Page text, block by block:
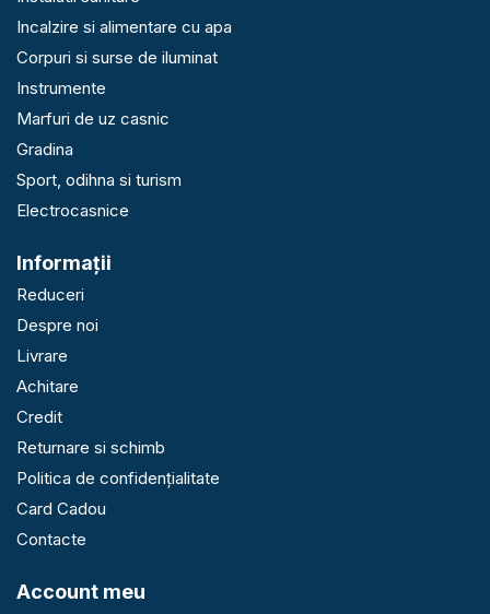
Incalzire si alimentare cu apa
Corpuri si surse de iluminat
Instrumente
Marfuri de uz casnic
Gradina
Sport, odihna si turism
Electrocasnice
Informaţii
Reduceri
Despre noi
Livrare
Achitare
Credit
Returnare si schimb
Politica de confidențialitate
Card Cadou
Contacte
Account meu